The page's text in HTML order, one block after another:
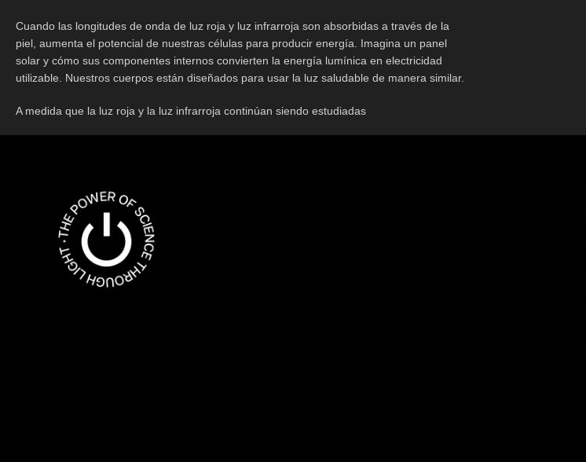
Cuando las longitudes de onda de luz roja y luz infrarroja son absorbidas a través de la
piel, aumenta el potencial de nuestras células para producir energía. Imagina un panel
solar y cómo sus componentes internos convierten la energía lumínica en electricidad
utilizable. Nuestros cuerpos están diseñados para usar la luz saludable de manera similar.
A medida que la luz roja y la luz infrarroja continúan siendo estudiadas